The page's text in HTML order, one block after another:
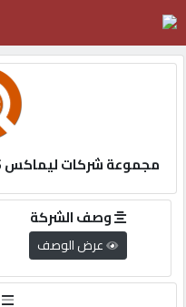
دخول
التسجيل
English
مجموعة شركات ليماكس LEMAX GROUP OF COMPANIES
وصف الشركة
عرض الوصف